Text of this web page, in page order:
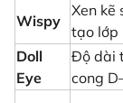
Wispy
Xen kẽ
tạo lớp
Doll
Eye
Độ dài
cong